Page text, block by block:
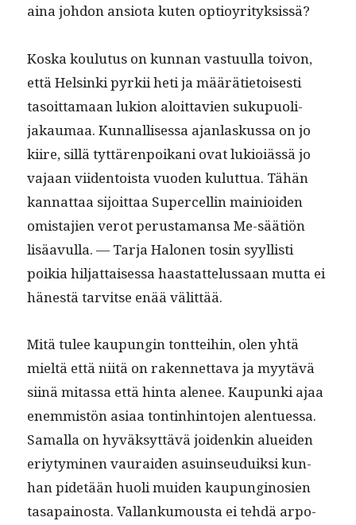
aina johdon ansio­ta kuten optioyrityksissä?
Kos­ka koulu­tus on kun­nan vas­tu­ul­la toivon,
että Helsin­ki pyrkii heti ja määräti­etois­es­ti
tasoit­ta­maan lukion aloit­tavien sukupuoli­
jakau­maa. Kun­nal­lises­sa ajan­laskus­sa on jo
kiire, sil­lä tyt­tären­poikani ovat lukioiässä jo
vajaan viiden­toista vuo­den kulut­tua. Tähän
kan­nat­taa sijoit­taa Super­cellin main­ioiden
omis­ta­jien verot perus­ta­mansa Me-säätiön
lisäavul­la. — Tar­ja Halo­nen tosin syyl­listi
poikia hil­jat­taises­sa haas­tat­telus­saan mut­ta ei
hänestä tarvitse enää välittää.
Mitä tulee kaupun­gin tont­tei­hin, olen yhtä
mieltä että niitä on raken­net­ta­va ja myytävä
siinä mitas­sa että hin­ta ale­nee. Kaupun­ki ajaa
enem­mistön asi­aa ton­tin­hin­to­jen alentues­sa.
Samal­la on hyväksyt­tävä joidenkin aluei­den
eriy­tymi­nen vau­raiden asuin­seuduik­si kun­
han pide­tään huoli muiden kaupungi­nosien
tas­apain­os­ta. Val­lanku­mous­ta ei tehdä arpo­